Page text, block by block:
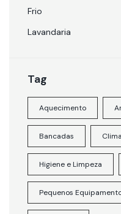
Frio
Lavandaria
Tag
Aquecimento
Bancadas
Higiene e Limpeza
Pequenos